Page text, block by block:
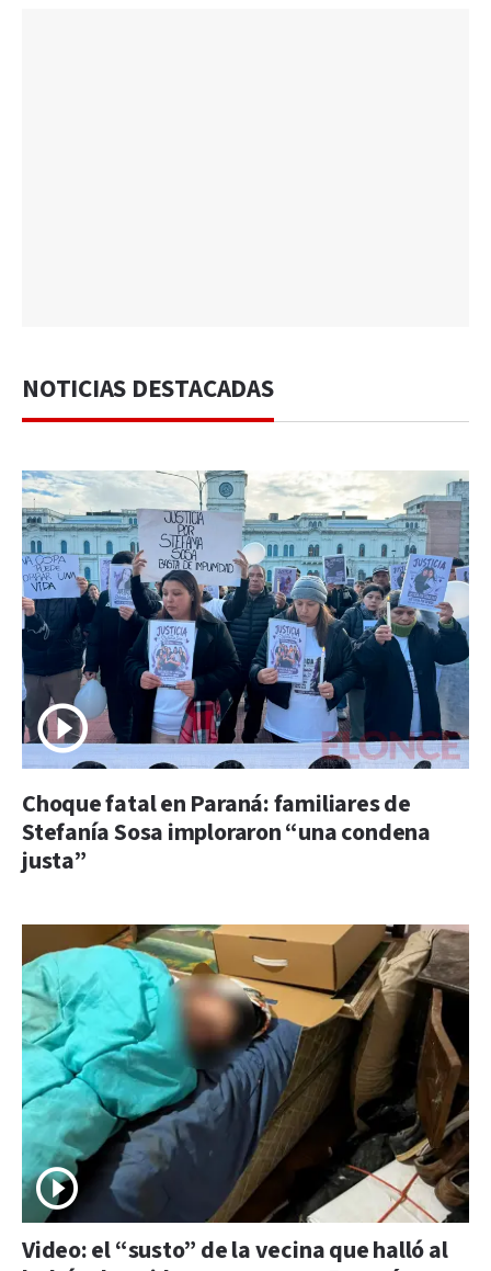
NOTICIAS DESTACADAS
Choque fatal en Paraná: familiares de
Stefanía Sosa imploraron “una condena
justa”
Video: el “susto” de la vecina que halló al